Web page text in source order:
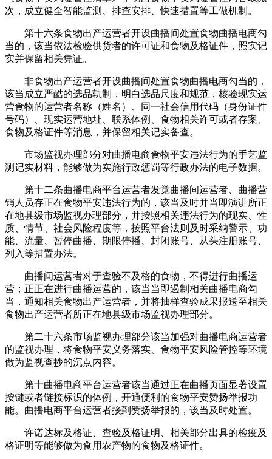
次，成立健全智能监测、排查安排、快速措置等工做机制。
第十六条食物出产运营者开设曲播间处置食物曲播电商勾
当的，该当依法检验供货者的许可证和食物及格证件，照实记
实并保留相关凭证。
非食物出产运营者开设曲播间处置食物曲播电商勾当的，
该当成立严酷的选品轨制，明白选品尺度和规范，核验现实运
营食物的运营者名称（姓名）、同一社会信用代码（身份证件
号码）、现实运营地址、联系体例、食物相关许可或者存案、
食物及格证件等消息，并保留相关记实备查。
市场监视办理部分对曲播电商食物平安违法行为的手艺监
测记实材料，能够做为实施行政惩罚等行政办法的电子数据。
第十二条曲播电商平台运营者发觉曲播间运营者、曲播营
销人员存正在食物平安违法行为的，该当及时并当即演讲所正
在地县级市场监视办理部分，并按照相关违法行为的现实、性
质、情节、社会风险程度等，按照平台法则及时采纳警示、功
能、流量、暂停曲播、期限停播、封闭账号、从头注册账号、
列入等措置办法。
曲播间运营者对于查验不及格的食物，不得进行曲播运
营；正正在进行曲播运营的，该当当即遏制相关曲播电商勾
当，通知相关食物出产运营者，并将抽样查验成果报送至相关
食物出产运营者所正在地县级市场监视办理部分。
第二十六条市场监视办理部分该当加强对曲播电商运营者
的监视办理，将食物平安义务落实、食物平安风险管控等环境
做为监视查抄的沉点内容。
第十曲播电商平台运营者该当通过正在曲播页面显著设置
按键或者链接标识的体例，开通便利的食物平安赞扬举报功
能。曲播电商平台运营者接到赞扬举报的，该当及时处置。
许诺达标及格证、查验及格证明、相关部分出具的检疫及
格证明等能够做为食用农产物的食物及格证件。